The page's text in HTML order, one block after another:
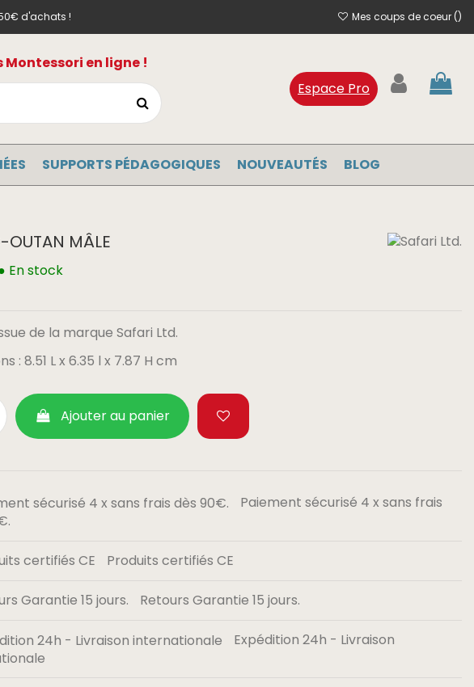
d'achats ! Mes coups de coeur ()
en ligne !
Espace Pro
SUPPORTS PÉDAGOGIQUES NOUVEAUTÉS BLOG
OUTAN MÂLE
En stock
de la marque Safari Ltd.
: 8.51 L x 6.35 l x 7.87 H cm
Ajouter au panier
Paiement sécurisé 4 x sans frais
Produits certifiés CE
Retours Garantie 15 jours.
Expédition 24h - Livraison